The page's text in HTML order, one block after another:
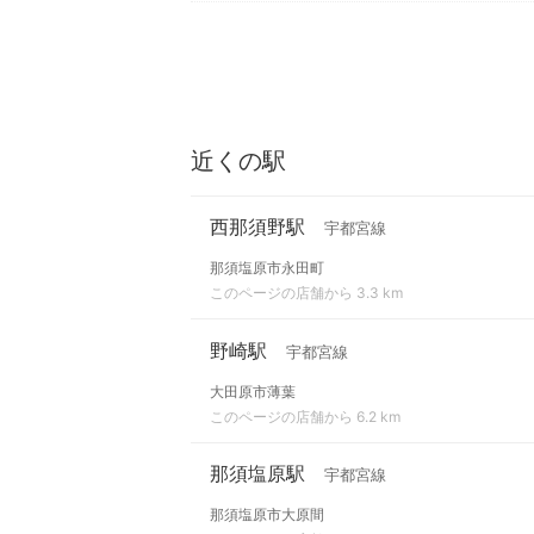
近くの駅
西那須野駅 宇都宮線
那須塩原市永田町
このページの店舗から 3.3 km
野崎駅 宇都宮線
大田原市薄葉
このページの店舗から 6.2 km
那須塩原駅 宇都宮線
那須塩原市大原間